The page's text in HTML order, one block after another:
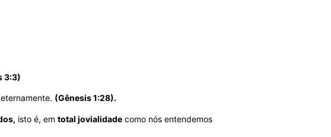
3:3)
(Gênesis 1:28).
isto é, em total jovialidade como nós entendemos